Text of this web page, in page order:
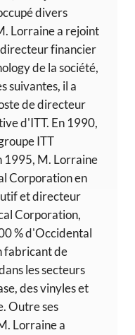
divers
Lorraine a rejoint
financier
de la société,
suivantes, il a
de directeur
d'ITT. En 1990,
ITT
M. Lorraine
Corporation en
et directeur
Corporation,
% d'Occidental
fabricant de
les secteurs
des vinyles et
Outre ses
Lorraine a